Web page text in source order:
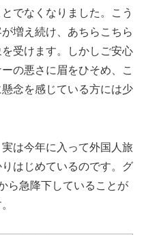
でなくなりました。こう
増え続け、あちらこちら
受けます。しかしご安心
の悪さに眉をひそめ、こ
念を感じている方には少
は今年に入って外国人旅
はじめているのです。グ
ら急降下していることが